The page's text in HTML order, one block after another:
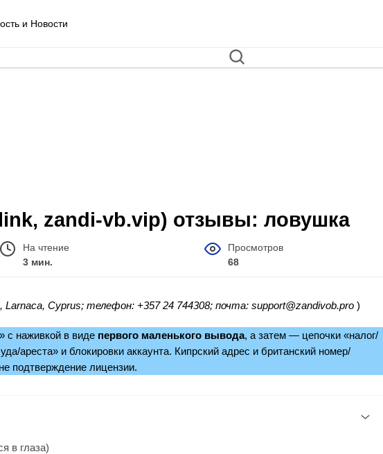
и Новости
zandi-vb.vip) отзывы: ловушка
На чтение
3 мин.
Просмотров
68
Cyprus; телефон: +357 24 744308; почта: support@zandivob.pro )
с наживкой в виде первого маленького вывода, а затем — цепочки «налог/
ареста» и блокировки аккаунта. Кипрский адрес и британский номер/
подтверждение лицензии.
в глаза)